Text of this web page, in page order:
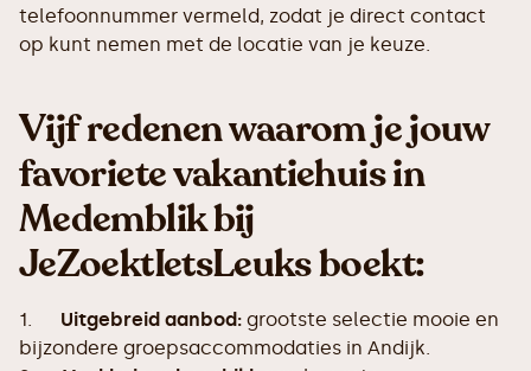
telefoonnummer vermeld, zodat je direct contact
op kunt nemen met de locatie van je keuze.
Vijf redenen waarom je jouw
favoriete vakantiehuis in
Medemblik bij
JeZoektIetsLeuks boekt:
1. Uitgebreid aanbod: grootste selectie mooie en
bijzondere groepsaccommodaties in Andijk.